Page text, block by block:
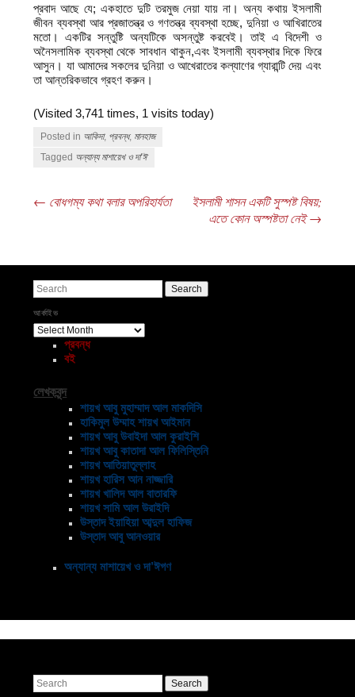
প্রবাদ আছে যে; একহাতে দুটি তরমুজ নেয়া যায় না। অন্য কথায় ইসলামী
জীবন ব্যবস্থা আর প্রজাতন্ত্র ও গণতন্ত্র ব্যবস্থা হচ্ছে, দুনিয়া ও আখিরাতের
মতো। একটির সন্তুষ্টি অন্যটিকে অসন্তুষ্ট করবেই। তাই এ বিদেশী ও
অনৈসলামিক ব্যবস্থা থেকে সাবধান থাকুন,এবং ইসলামী ব্যবস্থার দিকে ফিরে
আসুন। যা আমাদের সকলের দুনিয়া ও আখেরাতের কল্যাণের গ্যারান্টি দেয় এবং
তা আন্তরিকভাবে গ্রহণ করুন।
(Visited 3,741 times, 1 visits today)
Posted in আকিদা, প্রবন্ধ, মানহাজ
Tagged অন্যান্য মাশায়েখ ও দা'ঈ
Post navigation
← বোধগম্য কথা বলার অপরিহার্যতা
ইসলামী শাসন একটি সুস্পষ্ট বিষয়;
এতে কোন অস্পষ্টতা নেই→
Search
আর্কাইভ
আর্কাইভ
প্রবন্ধ
বই
লেখকবৃন্দ
শায়খ আবু মুহাম্মাদ আল মাকদিসি
হাকিমুল উম্মাহ শায়খ আইমান
শায়খ আবু উবাইদা আল কুরাইশি
শায়খ আবু কাতাদা আল ফিলিস্তিনি
শায়খ আতিয়াতুল্লাহ
শায়খ হারিস আন নাজ্জারি
শায়খ খালিদ আল বাতারফি
শায়খ সামি আল উরাইদি
উস্তাদ ইয়াহিয়া আব্দুল হাফিজ
উস্তাদ আবু আনওয়ার
অন্যান্য মাশায়েখ ও দা’ঈগণ
Search